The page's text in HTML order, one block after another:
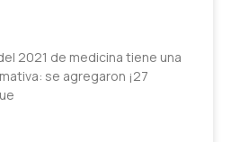
2021 de medicina tiene una
se agregaron ¡27